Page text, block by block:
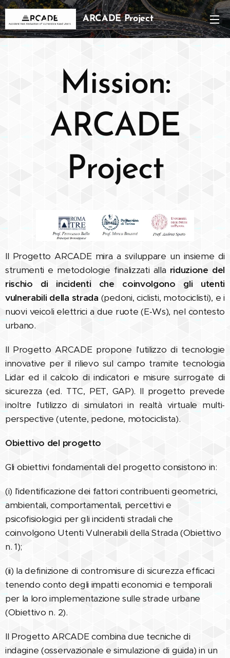
ARCADE Project
Mission:
ARCADE
Project
Il Progetto ARCADE mira a sviluppare un insieme di
strumenti e metodologie finalizzati alla riduzione del
rischio di incidenti che coinvolgono gli utenti
vulnerabili della strada (pedoni, ciclisti, motociclisti), e i
nuovi veicoli elettrici a due ruote (E‑Ws), nel contesto
urbano.
Il Progetto ARCADE propone l'utilizzo di tecnologie
innovative per il rilievo sul campo tramite tecnologia
Lidar ed il calcolo di indicatori e misure surrogate di
sicurezza (ed. TTC, PET, GAP). Il progetto prevede
inoltre l'utilizzo di simulatori in realtà virtuale multi-
perspective (utente, pedone, motociclista).
Obiettivo del progetto
Gli obiettivi fondamentali del progetto consistono in:
(i) l'identificazione dei fattori contribuenti geometrici,
ambientali, comportamentali, percettivi e
psicofisiologici per gli incidenti stradali che
coinvolgono Utenti Vulnerabili della Strada (Obiettivo
n. 1);
(ii) la definizione di contromisure di sicurezza efficaci
tenendo conto degli impatti economici e temporali
per la loro implementazione sulle strade urbane
(Obiettivo n. 2).
Il Progetto ARCADE combina due tecniche di
indagine (osservazionale e simulazione di guida) in un